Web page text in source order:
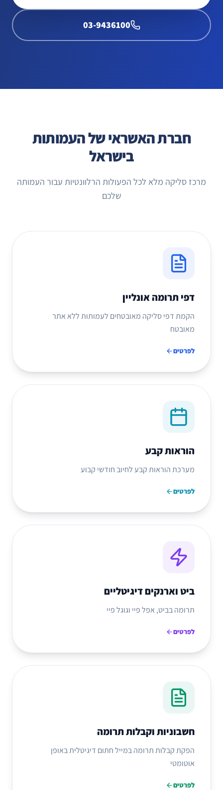
03-9436100
חברת האשראי של העמותות
בישראל
מרכז סליקה מלא לכל הפעולות הרלוונטיות עבור העמותה
שלכם
דפי תרומה אונליין
הקמת דפי סליקה מאובטחים לעמותות ללא אתר
מאובטח
לפרטים
הוראות קבע
מערכת הוראות קבע לחיוב חודשי קבוע
לפרטים
ביט וארנקים דיגיטליים
תרומה בביט, אפל פיי וגוגל פיי
לפרטים
חשבוניות וקבלות תרומה
הפקת קבלות תרומה במייל חתום דיגיטלית באופן
אוטומטי
לפרטים